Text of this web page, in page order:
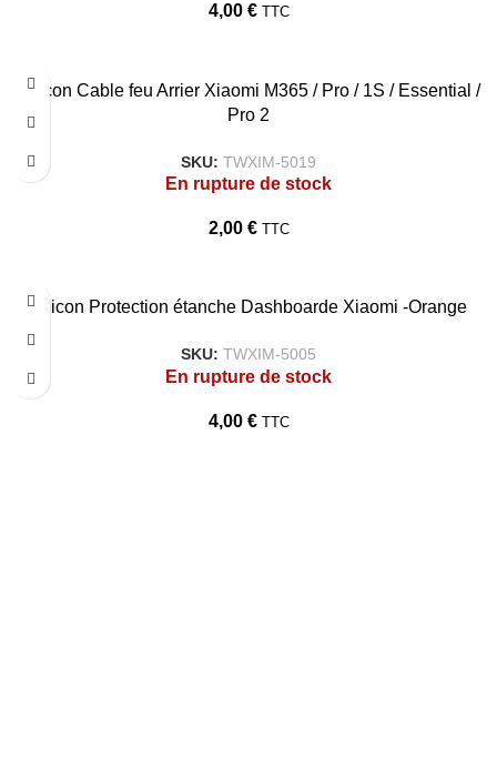
4,00 € TTC
Silicon Cable feu Arrier Xiaomi M365 / Pro / 1S / Essential /
Pro 2
SKU: TWXIM-5019
En rupture de stock
2,00 € TTC
Silicon Protection étanche Dashboarde Xiaomi -Orange
SKU: TWXIM-5005
En rupture de stock
4,00 € TTC